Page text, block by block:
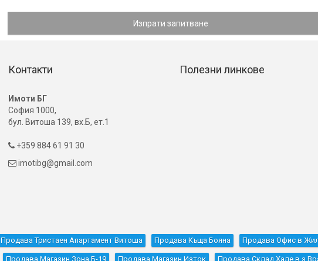
Изпрати запитване
Контакти
Имоти БГ
София 1000,
бул. Витоша 139, вх.Б, ет.1
+359 884 61 91 30
 imotibg@gmail.com
Полезни линкове
Продава Тристаен Апартамент Витоша Продава Къщa Бояна Продава Офис в
Продава Магазин Зона Б-19 Продава Магазин Изток Продава Склад Хале